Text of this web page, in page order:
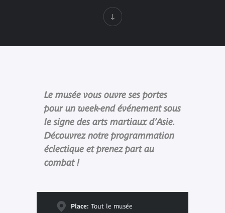
Le musée vous ouvre ses portes
pour un week-end événement sous
le signe des arts martiaux d’Asie.
Découvrez notre programmation
éclectique et prenez part au
combat !
Place: Tout le musée